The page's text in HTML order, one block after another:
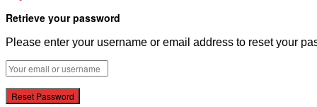
Retrieve your password
Please enter your username or email address to reset your